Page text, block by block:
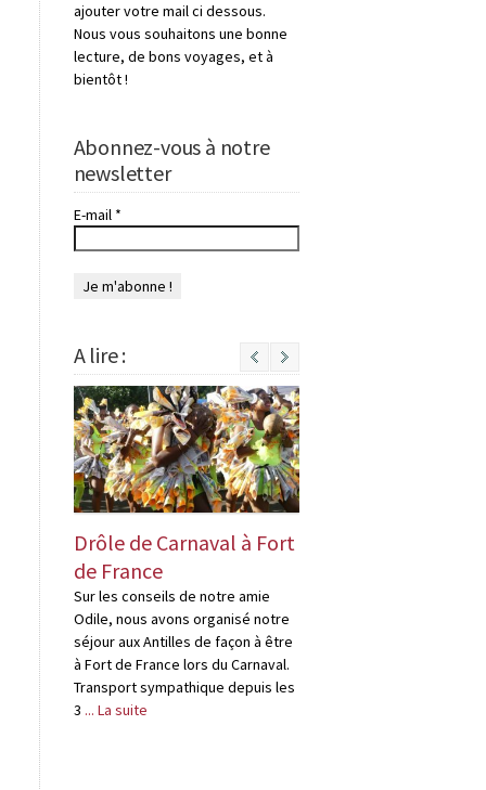
ajouter votre mail ci dessous.
Nous vous souhaitons une bonne
lecture, de bons voyages, et à
bientôt !
Abonnez-vous à notre
newsletter
E-mail *
A lire :
Drôle de Carnaval à Fort
de France
Sur les conseils de notre amie
Odile, nous avons organisé notre
séjour aux Antilles de façon à être
à Fort de France lors du Carnaval.
Transport sympathique depuis les
3 ... La suite
Next